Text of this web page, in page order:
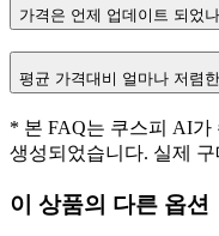
가격은 언제 업데이트 되었
평균 가격대비 얼마나 저렴
* 본 FAQ는 쿠스피 AI가
생성되었습니다. 실제
이 상품의 다른 옵션